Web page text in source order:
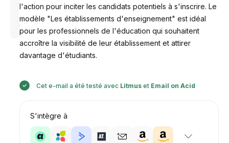
Conçu par
Anastasiia
l'action pour inciter les candidats potentiels à s'inscrire. Le
modèle "Les établissements d'enseignement" est idéal
pour les professionnels de l'éducation qui souhaitent
accroître la visibilité de leur établissement et attirer
davantage d'étudiants.
Cet e-mail a été testé avec Litmus et Email on Acid
S'intègre à